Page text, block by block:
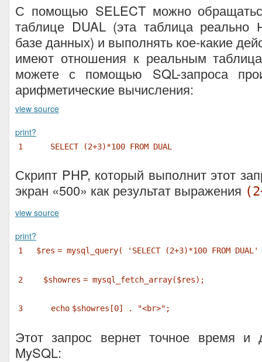
С помощью SELECT можно
таблице DUAL (эта таблица реально
базе данных) и выполнять кое-какие
имеют отношения к реальным
можете с помощью SQL-запроса
арифметические вычисления:
view source
print?
1 SELECT (2+3)*100 FROM DUAL
Скрипт PHP, который выполнит этот
экран «500» как результат выражения
view source
print?
1 $res = mysql_query( 'SELECT (2+3)*100 FROM DUAL'
2 $showres = mysql_fetch_array($res);
3 echo $showres [0] . "<br>" ;
Этот запрос вернет точное время и
MySQL: